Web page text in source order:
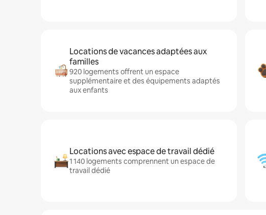
Locations de vacances adaptées aux
familles
920 logements offrent un espace
supplémentaire et des équipements adaptés
aux enfants
Locations avec espace de travail dédié
1 140 logements comprennent un espace de
travail dédié